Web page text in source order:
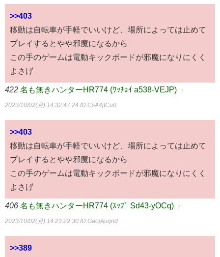
>>403
移動は自転車が手軽でいいけど、場所によっては止めて
プレイするとやや邪魔になるから
この手のゲームは電動キックボードが邪魔になりにくく
よさげ
422 名も無きハンターHR774 (ﾜｯﾁｮｲ a538-VEJP) ：
2023/10/02(月) 14:32:47.24 ID:CsA4jICu0
>>403
移動は自転車が手軽でいいけど、場所によっては止めて
プレイするとやや邪魔になるから
この手のゲームは電動キックボードが邪魔になりにくく
よさげ
406 名も無きハンターHR774 (ｽｯﾌﾟ Sd43-yOCq) ：
2023/10/02(月) 14:23:22.30 ID:GaojAuqnd
>>389